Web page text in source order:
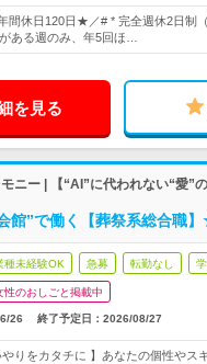
間休日120日★／# * 完全週休2日制
ある週のみ、年5回ほ…
を見る
ニー | 【“AI”に代われない“愛”
館”で働く【葬祭系総合職
種未経験OK 急募 転勤なし
性のおしごと掲載中
26 終了予定日： 2026/08/27
やりをカタチに 】あなたの個性やス